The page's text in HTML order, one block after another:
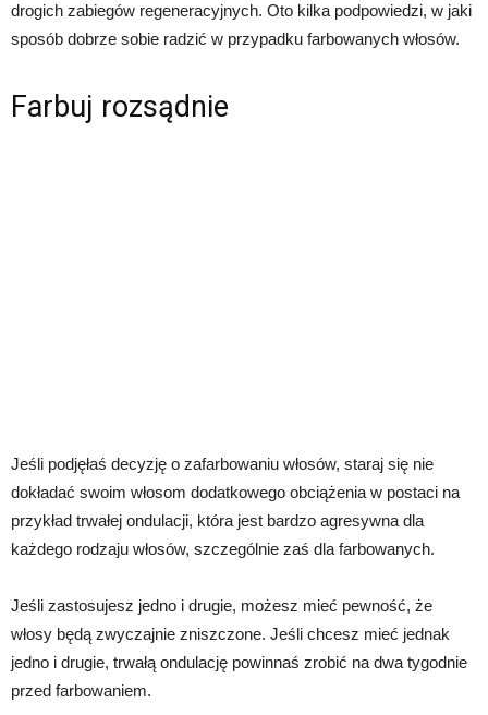
drogich zabiegów regeneracyjnych. Oto kilka podpowiedzi, w jaki
sposób dobrze sobie radzić w przypadku farbowanych włosów.
Farbuj rozsądnie
Jeśli podjęłaś decyzję o zafarbowaniu włosów, staraj się nie
dokładać swoim włosom dodatkowego obciążenia w postaci na
przykład trwałej ondulacji, która jest bardzo agresywna dla
każdego rodzaju włosów, szczególnie zaś dla farbowanych.
Jeśli zastosujesz jedno i drugie, możesz mieć pewność, że
włosy będą zwyczajnie zniszczone. Jeśli chcesz mieć jednak
jedno i drugie, trwałą ondulację powinnaś zrobić na dwa tygodnie
przed farbowaniem.